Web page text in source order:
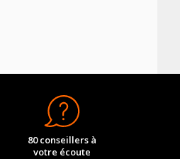
80 conseillers à
votre écoute